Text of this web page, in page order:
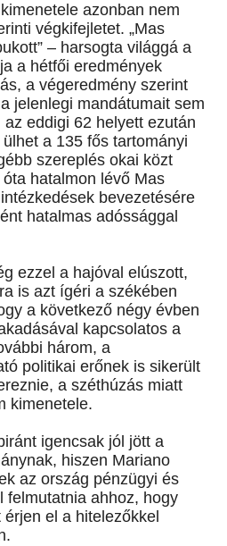
azonban nem
végkifejletet. „Mas
– harsogta világgá a
a hétfői eredmények
a végeredmény szerint
jelenlegi mandátumait sem
eddigi 62 helyett ezután
a 135 fős tartományi
szereplés okai közt
hatalmon lévő Mas
bevezetésére
hatalmas adóssággal
ezzel a hajóval elúszott,
is azt ígéri a székében
a következő négy évben
kapcsolatos a
három, a
politikai erőnek is sikerült
a széthúzás miatt
kimenetele.
igencsak jól jött a
hiszen Mariano
az ország pénzügyi és
felmutatnia ahhoz, hogy
el a hitelezőkkel